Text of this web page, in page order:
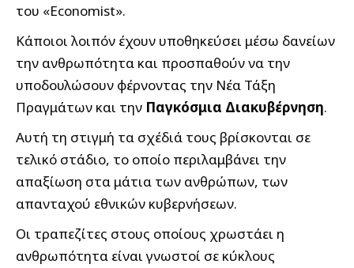
του «Economist».
Κάποιοι λοιπόν έχουν υποθηκεύσει μέσω δανείων
την ανθρωπότητα και προσπαθούν να την
υποδουλώσουν φέρνοντας την Νέα Τάξη
Πραγμάτων και την Παγκόσμια Διακυβέρνηση.
Αυτή τη στιγμή τα σχέδιά τους βρίσκονται σε
τελικό στάδιο, το οποίο περιλαμβάνει την
απαξίωση στα μάτια των ανθρώπων, των
απανταχού εθνικών κυβερνήσεων.
Οι τραπεζίτες στους οποίους χρωστάει η
ανθρωπότητα είναι γνωστοί σε κύκλους